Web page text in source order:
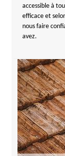
accessible à
efficace et
nous faire
avez.